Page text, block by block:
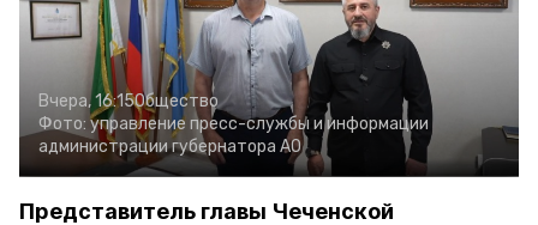
Вчера, 16:15Общество
Фото: управление пресс-службы и информации
администрации губернатора АО
Представитель главы Чеченской